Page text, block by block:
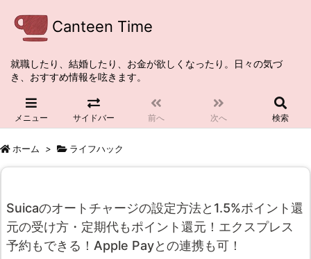
Canteen Time
就職したり、結婚したり、お金が欲しくなったり。日々の気づ
き、おすすめ情報を呟きます。
メニュー サイドバー 前へ 次へ 検索
ホーム > ライフハック
Suicaのオートチャージの設定方法と1.5%ポイント還
元の受け方・定期代もポイント還元！エクスプレス
予約もできる！Apple Payとの連携も可！